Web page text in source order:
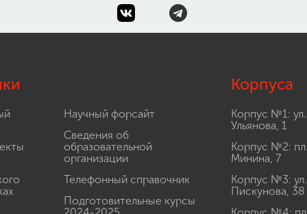
Научный форсайт
Сведения об
образовательной
организации
Телефонный справочник
Подготовительные курсы
Корпуса
Корпус №1: ул.
Ульянова, 1
Корпус №2:
Минина, 7
Корпус №3: ул.
Пискунова, 38